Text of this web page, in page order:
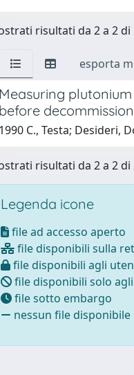
risultati da 2 a 2 di
esporta
Measuring
before
1990 C., Testa; Desideri,
risultati da 2 a 2 di
Legenda icone
file ad accesso aperto
file disponibili sulla
file disponibili agli
file disponibili solo
file sotto embargo
nessun file disponibile